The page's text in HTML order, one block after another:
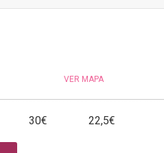
VER MAPA
30€ 22,5€